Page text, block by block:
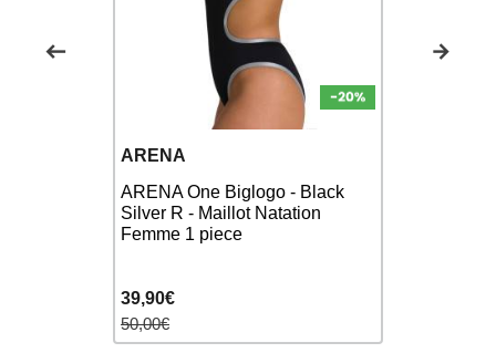
ARENA
ARENA One Biglogo - Black
Silver R - Maillot Natation
Femme 1 piece
39,90€
50,00€